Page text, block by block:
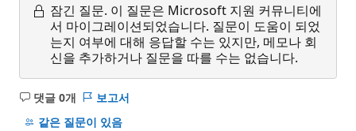
잠긴 질문. 이 질문은 Microsoft 지원 커뮤니티에
서 마이그레이션되었습니다. 질문이 도움이 되었
는지 여부에 대해 응답할 수는 있지만, 메모나 회
신을 추가하거나 질문을 따를 수는 없습니다.
댓글 0개
설
명
보고서
같은 질문이 있음